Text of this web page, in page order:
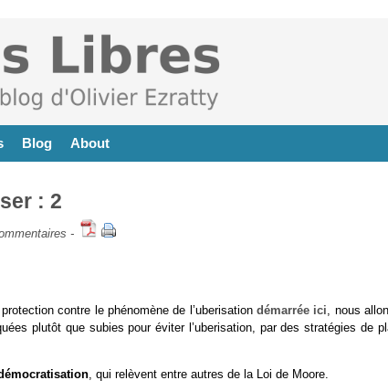
Blog About
: 2
-
contre le phénomène de l’uberisation démarrée ici, nous
plutôt que subies pour éviter l’uberisation, par des stratégies de
, qui relèvent entre autres de la Loi de Moore.